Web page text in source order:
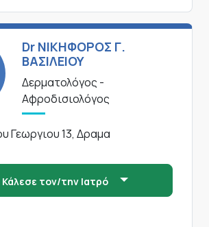
Dr ΝΙΚΗΦΟΡΟΣ Γ.
ΒΑΣΙΛΕΙΟΥ
Δερματολόγος -
Αφροδισιολόγος
Γεωργιου 13, Δραμα
Κάλεσε τον/την Ιατρό